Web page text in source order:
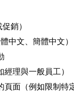
銷）
中文、簡體中文）
理與一般員工）
面（例如限制特